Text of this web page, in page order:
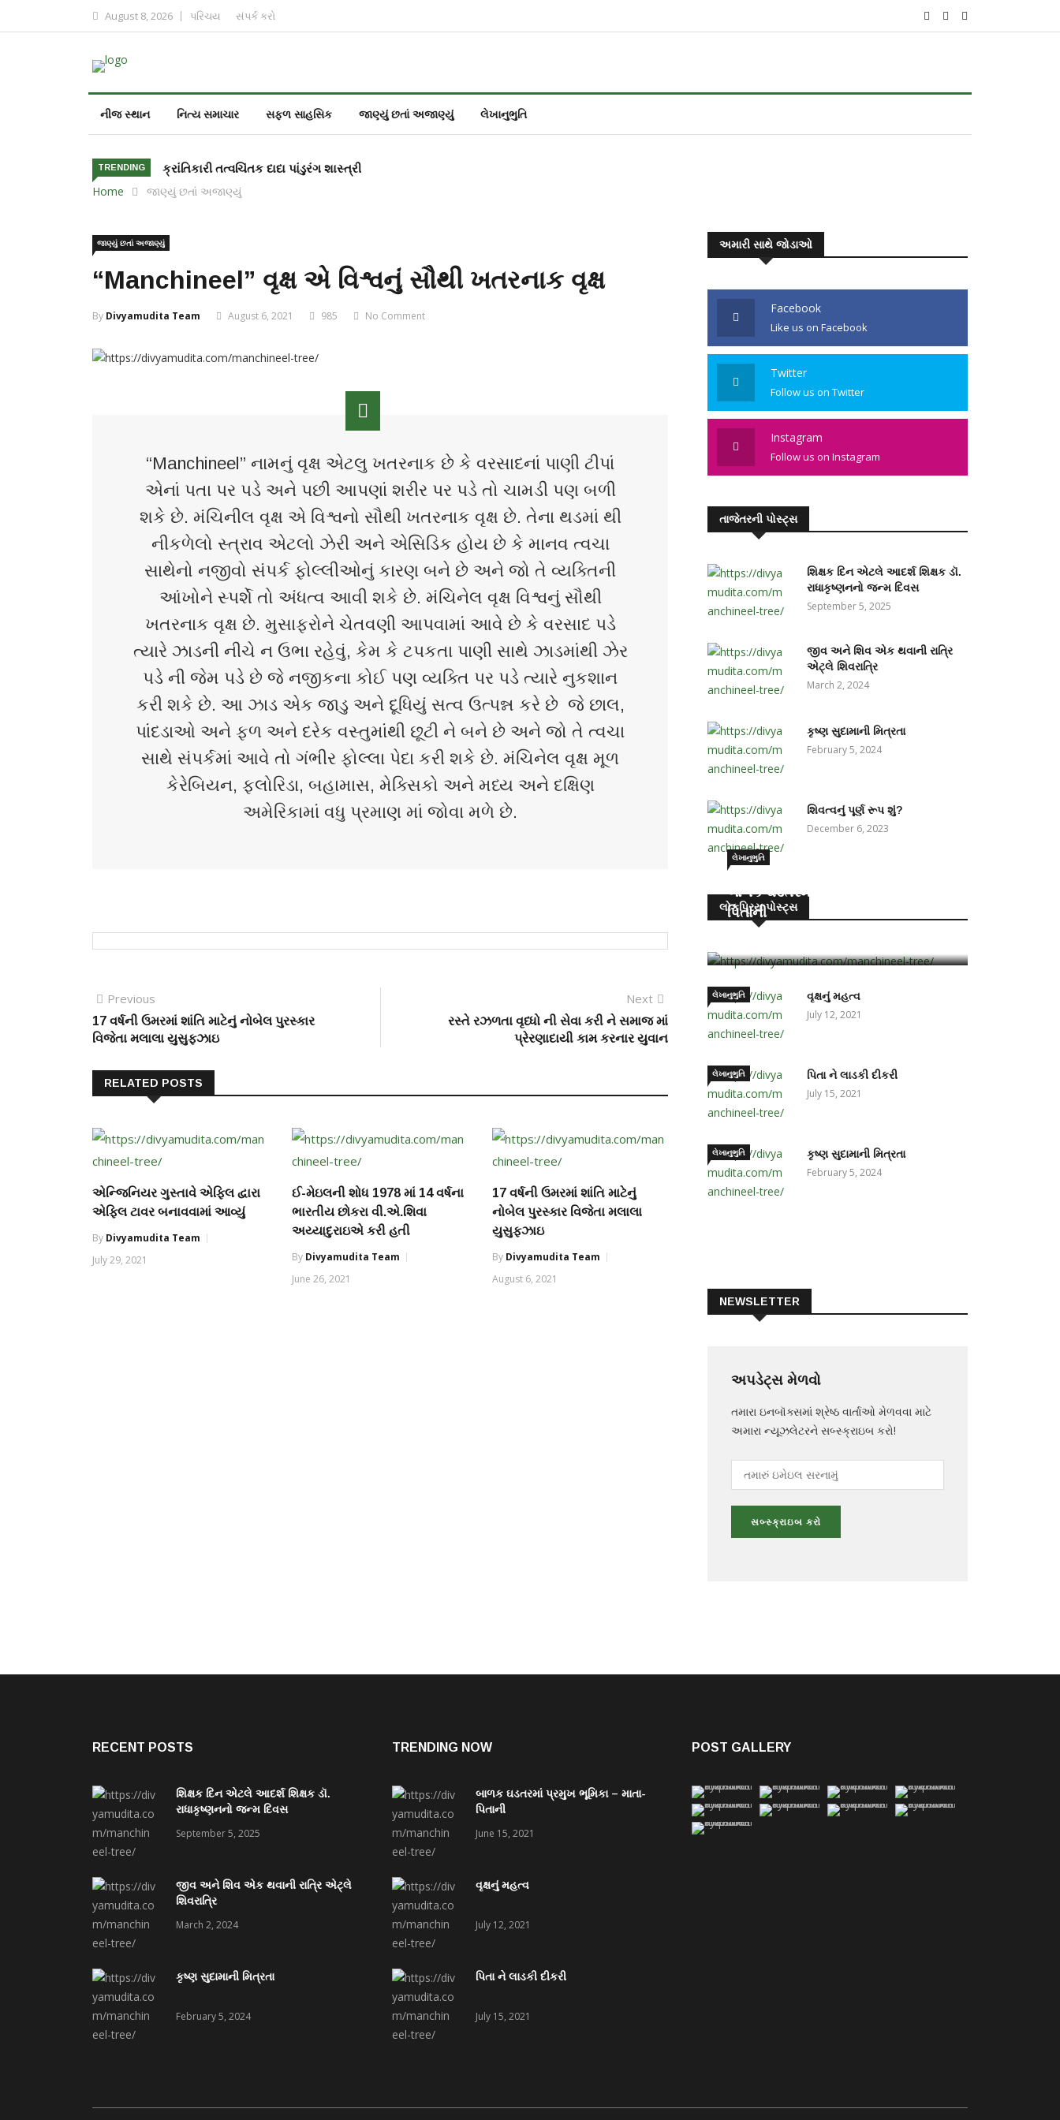
August 8, 2026 પરિચય સંપર્ક કરો
નીજ સ્થાન નિત્ય સમાચાર સફળ સાહસિક જાણ્યું છતાં અજાણ્યું લેખાનુભુતિ
TRENDING ક્રાંતિકારી તત્વચિંતક દાદા પાંડુરંગ શાસ્ત્રી
Home જાણ્યું છતાં અજાણ્યું
જાણ્યું છતાં અજાણ્યું
“Manchineel” વૃક્ષ એ વિશ્વનું સૌથી ખતરનાક વૃક્ષ
By Divyamudita Team August 6, 2021 985 No Comment
“Manchineel” નામનું વૃક્ષ એટલુ ખતરનાક છે કે વરસાદનાં પાણી ટીપાં
એનાં પતા પર પડે અને પછી આપણાં શરીર પર પડે તો ચામડી પણ બળી
શકે છે. મંચિનીલ વૃક્ષ એ વિશ્વનો સૌથી ખતરનાક વૃક્ષ છે. તેના થડમાં થી
નીકળેલો સ્ત્રાવ એટલો ઝેરી અને એસિડિક હોય છે કે માનવ ત્વચા
સાથેનો નજીવો સંપર્ક ફોલ્લીઓનું કારણ બને છે અને જો તે વ્યક્તિની
આંખોને સ્પર્શે તો અંધત્વ આવી શકે છે. મંચિનેલ વૃક્ષ વિશ્વનું સૌથી
ખતરનાક વૃક્ષ છે. મુસાફરોને ચેતવણી આપવામાં આવે છે કે વરસાદ પડે
ત્યારે ઝાડની નીચે ન ઉભા રહેવું, કેમ કે ટપકતા પાણી સાથે ઝાડમાંથી ઝેર
પડે ની જેમ પડે છે જે નજીકના કોઈ પણ વ્યક્તિ પર પડે ત્યારે નુકશાન
કરી શકે છે. આ ઝાડ એક જાડુ અને દૂધિયું સત્વ ઉત્પન્ન કરે છે જે છાલ,
પાંદડાઓ અને ફળ અને દરેક વસ્તુમાંથી છૂટી ને બને છે અને જો તે ત્વચા
સાથે સંપર્કમાં આવે તો ગંભીર ફોલ્લા પેદા કરી શકે છે. મંચિનેલ વૃક્ષ મૂળ
કેરેબિયન, ફ્લોરિડા, બહામાસ, મેક્સિકો અને મધ્ય અને દક્ષિણ
અમેરિકામાં વધુ પ્રમાણ માં જોવા મળે છે.
Previous
17 વર્ષની ઉમરમાં શાંતિ માટેનું નોબેલ પુરસ્કાર
વિજેતા મલાલા યુસુફઝાઇ
Next
રસ્તે રઝળતા વૃધ્ધો ની સેવા કરી ને સમાજ માં
પ્રેરણાદાયી કામ કરનાર યુવાન
RELATED POSTS
એન્જિનિયર ગુસ્તાવે એફિલ દ્વારા
એફિલ ટાવર બનાવવામાં આવ્યું
By Divyamudita Team
July 29, 2021
ઈ-મેઇલની શોધ 1978 માં 14 વર્ષના
ભારતીય છોકરા વી.એ.શિવા
અય્યાદુરાઇએ કરી હતી
By Divyamudita Team
June 26, 2021
17 વર્ષની ઉમરમાં શાંતિ માટેનું
નોબેલ પુરસ્કાર વિજેતા મલાલા
યુસુફઝાઇ
By Divyamudita Team
August 6, 2021
અમારી સાથે જોડાઓ
Facebook
Like us on Facebook
Twitter
Follow us on Twitter
Instagram
Follow us on Instagram
તાજેતરની પોસ્ટ્સ
શિક્ષક દિન એટલે આદર્શ શિક્ષક ડૉ.
રાધાકૃષ્ણનનો જન્મ દિવસ
September 5, 2025
જીવ અને શિવ એક થવાની રાત્રિ
એટ્લે શિવરાત્રિ
March 2, 2024
કૃષ્ણ સુદામાની મિત્રતા
February 5, 2024
શિવત્વનું પૂર્ણ રૂપ શું?
December 6, 2023
લોકપ્રિય પોસ્ટ્સ
લેખાનુભુતિ
બાળક ઘડતરમાં પ્રમુખ ભૂમિકા – માતા-
પિતાની
લેખાનુભુતિ વૃક્ષનું મહત્વ
July 12, 2021
લેખાનુભુતિ પિતા ને લાડકી દીકરી
July 15, 2021
લેખાનુભુતિ કૃષ્ણ સુદામાની મિત્રતા
February 5, 2024
NEWSLETTER
અપડેટ્સ મેળવો
તમારા ઇનબૉક્સમાં શ્રેષ્ઠ વાર્તાઓ મેળવવા માટે
અમારા ન્યૂઝલેટરને સબ્સ્ક્રાઇબ કરો!
RECENT POSTS
શિક્ષક દિન એટલે આદર્શ શિક્ષક ડૉ.
રાધાકૃષ્ણનનો જન્મ દિવસ
September 5, 2025
જીવ અને શિવ એક થવાની રાત્રિ એટ્લે
શિવરાત્રિ
March 2, 2024
કૃષ્ણ સુદામાની મિત્રતા
February 5, 2024
TRENDING NOW
બાળક ઘડતરમાં પ્રમુખ ભૂમિકા – માતા-
પિતાની
June 15, 2021
વૃક્ષનું મહત્વ
July 12, 2021
પિતા ને લાડકી દીકરી
July 15, 2021
POST GALLERY